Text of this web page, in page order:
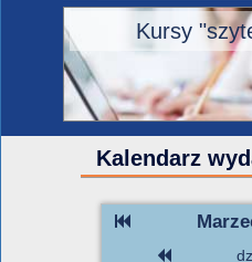
Kursy
Kalendarz